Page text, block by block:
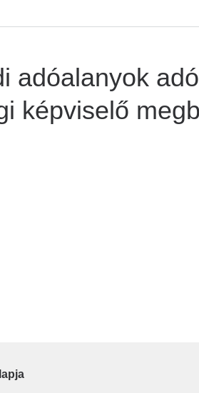
adóalanyok
képviselő